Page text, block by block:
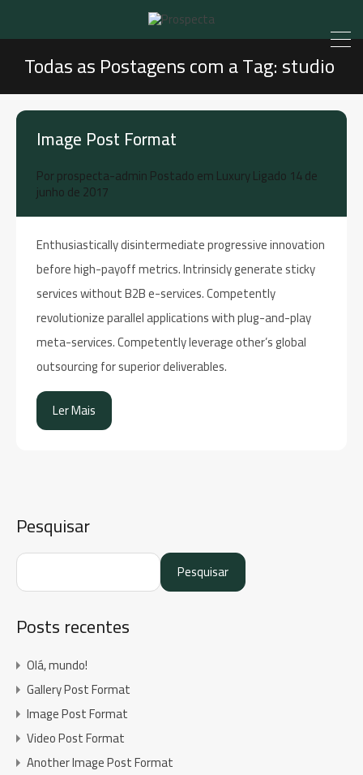
Todas as Postagens com a Tag: studio
Image Post Format
Porprospecta-adminPostado emLuxuryLigado 14 de
junho de 2017
Enthusiastically disintermediate progressive innovation
before high-payoff metrics. Intrinsicly generate sticky
services without B2B e-services. Competently
revolutionize parallel applications with plug-and-play
meta-services. Competently leverage other’s global
outsourcing for superior deliverables.
Ler Mais
Pesquisar
Pesquisar
Posts recentes
Olá, mundo!
Gallery Post Format
Image Post Format
Video Post Format
Another Image Post Format